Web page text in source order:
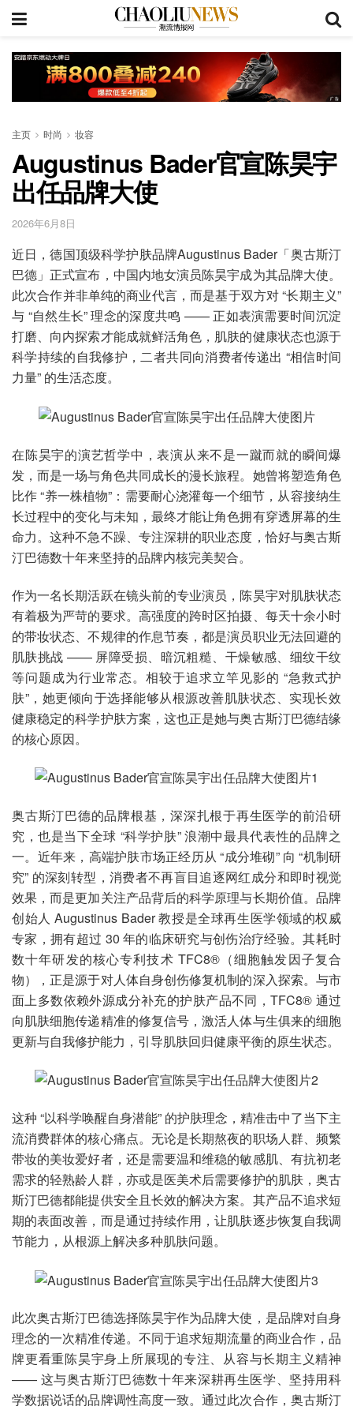
主页 时尚 妆容
Augustinus Bader官宣陈昊宇
出任品牌大使
2026年6月8日
近日，德国顶级科学护肤品牌Augustinus Bader「奥古斯汀
巴德」正式宣布，中国内地女演员陈昊宇成为其品牌大使。
此次合作并非单纯的商业代言，而是基于双方对 “长期主义”
与 “自然生长” 理念的深度共鸣 —— 正如表演需要时间沉淀
打磨、向内探索才能成就鲜活角色，肌肤的健康状态也源于
科学持续的自我修护，二者共同向消费者传递出 “相信时间
力量” 的生活态度。
在陈昊宇的演艺哲学中，表演从来不是一蹴而就的瞬间爆
发，而是一场与角色共同成长的漫长旅程。她曾将塑造角色
比作 “养一株植物”：需要耐心浇灌每一个细节，从容接纳生
长过程中的变化与未知，最终才能让角色拥有穿透屏幕的生
命力。这种不急不躁、专注深耕的职业态度，恰好与奥古斯
汀巴德数十年来坚持的品牌内核完美契合。
作为一名长期活跃在镜头前的专业演员，陈昊宇对肌肤状态
有着极为严苛的要求。高强度的跨时区拍摄、每天十余小时
的带妆状态、不规律的作息节奏，都是演员职业无法回避的
肌肤挑战 —— 屏障受损、暗沉粗糙、干燥敏感、细纹干纹
等问题成为行业常态。相较于追求立竿见影的 “急救式护
肤”，她更倾向于选择能够从根源改善肌肤状态、实现长效
健康稳定的科学护肤方案，这也正是她与奥古斯汀巴德结缘
的核心原因。
奥古斯汀巴德的品牌根基，深深扎根于再生医学的前沿研
究，也是当下全球 “科学护肤” 浪潮中最具代表性的品牌之
一。近年来，高端护肤市场正经历从 “成分堆砌” 向 “机制研
究” 的深刻转型，消费者不再盲目追逐网红成分和即时视觉
效果，而是更加关注产品背后的科学原理与长期价值。品牌
创始人 Augustinus Bader 教授是全球再生医学领域的权威
专家，拥有超过 30 年的临床研究与创伤治疗经验。其耗时
数十年研发的核心专利技术 TFC8®（细胞触发因子复合
物），正是源于对人体自身创伤修复机制的深入探索。与市
面上多数依赖外源成分补充的护肤产品不同，TFC8® 通过
向肌肤细胞传递精准的修复信号，激活人体与生俱来的细胞
更新与自我修护能力，引导肌肤回归健康平衡的原生状态。
这种 “以科学唤醒自身潜能” 的护肤理念，精准击中了当下主
流消费群体的核心痛点。无论是长期熬夜的职场人群、频繁
带妆的美妆爱好者，还是需要温和维稳的敏感肌、有抗初老
需求的轻熟龄人群，亦或是医美术后需要修护的肌肤，奥古
斯汀巴德都能提供安全且长效的解决方案。其产品不追求短
期的表面改善，而是通过持续作用，让肌肤逐步恢复自我调
节能力，从根源上解决多种肌肤问题。
此次奥古斯汀巴德选择陈昊宇作为品牌大使，是品牌对自身
理念的一次精准传递。不同于追求短期流量的商业合作，品
牌更看重陈昊宇身上所展现的专注、从容与长期主义精神
—— 这与奥古斯汀巴德数十年来深耕再生医学、坚持用科
学数据说话的品牌调性高度一致。通过此次合作，奥古斯汀